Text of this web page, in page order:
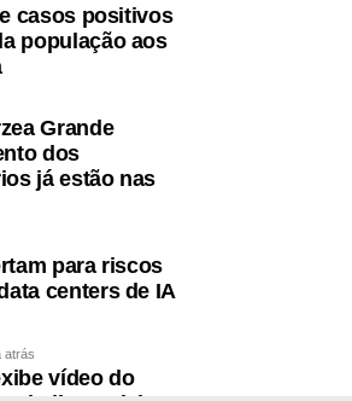
de Controle Externo da
de Contas da União (TCU), Paulo
Junior, houve um crescimento
dentro do Orçamento federal,
de financiamento.
o controle externo contribui para a
e pediu respaldo legal para
sobre os recursos da
Ele também defendeu dar força
estão presentes em portarias,
e acesso público a
casos positivos
população aos
Grande
dos
já estão nas
para riscos
centers de IA
atrás
vídeo do